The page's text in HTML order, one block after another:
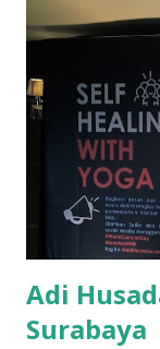
mewah di
Selama ini,
permukiman
CitraLand
Jawa, kini
kota/kabupaten
Sulawesi.
Sumatera,
eksistensinya.
Adi
Surabaya